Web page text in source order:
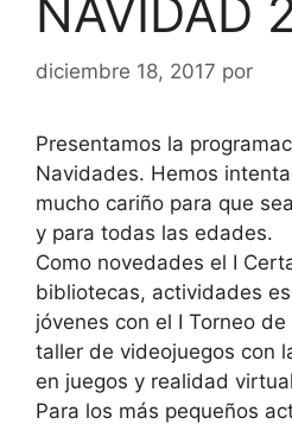
NAVIDAD
diciembre 18, 2017 por
Presentamos la
Navidades. Hemos
mucho cariño para que
y para todas las edades.
Como novedades el I
bibliotecas, actividades
jóvenes con el I Torneo
taller de videojuegos con
en juegos y realidad
Para los más pequeños